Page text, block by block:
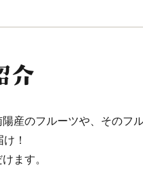
産のフルーツや、そのフ
！
ます。